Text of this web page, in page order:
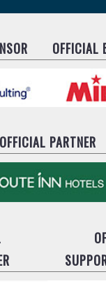
OFFICIAL
OFFICIAL PARTNER